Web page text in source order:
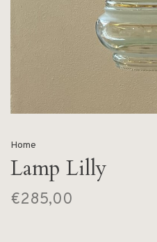
Home
Lamp Lilly
€285,00